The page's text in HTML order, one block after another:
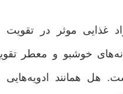
غذایی موثر در
خوشبو و معطر
هل همانند ادویه‌هایی